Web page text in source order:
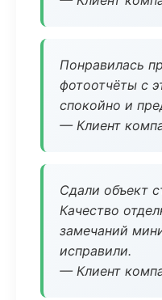
Понравилась
фотоотчёты с
спокойно и
— Клиент
Сдали объект
Качество
замечаний
исправили.
— Клиент